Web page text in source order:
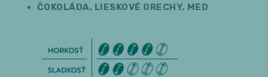
ČOKOLÁDA, LIESKOVÉ ORECHY, MED